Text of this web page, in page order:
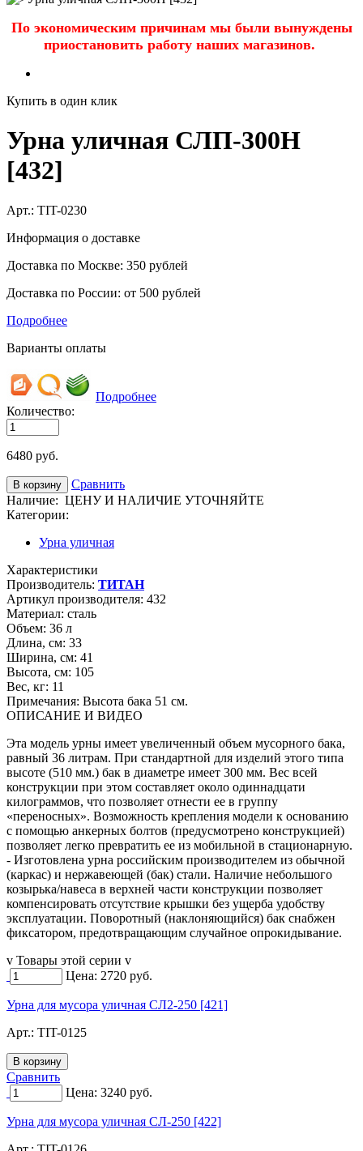
По экономическим причинам мы были вынуждены
приостановить работу наших магазинов.
Купить в один клик
Урна уличная СЛП-300Н
[432]
Арт.: TIT-0230
Информация о доставке
Доставка по Москве: 350 рублей
Доставка по России: от 500 рублей
Подробнее
Варианты оплаты
Подробнее
Количество:
6480 руб.
Сравнить
Наличие: ЦЕНУ И НАЛИЧИЕ УТОЧНЯЙТЕ
Категории:
Урна уличная
Характеристики
Производитель: ТИТАН
Артикул производителя: 432
Материал: сталь
Объем: 36 л
Длина, см: 33
Ширина, см: 41
Высота, см: 105
Вес, кг: 11
Примечания: Высота бака 51 см.
ОПИСАНИЕ И ВИДЕО
Эта модель урны имеет увеличенный объем мусорного бака,
равный 36 литрам. При стандартной для изделий этого типа
высоте (510 мм.) бак в диаметре имеет 300 мм. Вес всей
конструкции при этом составляет около одиннадцати
килограммов, что позволяет отнести ее в группу
«переносных». Возможность крепления модели к основанию
с помощью анкерных болтов (предусмотрено конструкцией)
позволяет легко превратить ее из мобильной в стационарную.
- Изготовлена урна российским производителем из обычной
(каркас) и нержавеющей (бак) стали. Наличие небольшого
козырька/навеса в верхней части конструкции позволяет
компенсировать отсутствие крышки без ущерба удобству
эксплуатации. Поворотный (наклоняющийся) бак снабжен
фиксатором, предотвращающим случайное опрокидывание.
v Товары этой серии v
Цена: 2720 руб.
Урна для мусора уличная СЛ2-250 [421]
Арт.: TIT-0125
Сравнить
Цена: 3240 руб.
Урна для мусора уличная СЛ-250 [422]